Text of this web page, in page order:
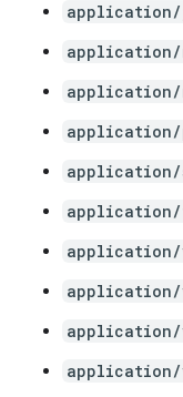
application/
application/
application/
application/